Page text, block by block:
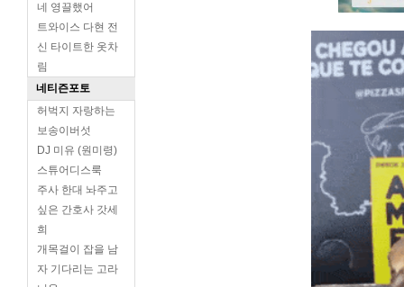
네 영끌했어
트와이스 다현 전
신 타이트한 옷차
림
네티즌포토
허벅지 자랑하는
보송이버섯
DJ 미유 (원미령)
스튜어디스룩
주사 한대 놔주고
싶은 간호사 갓세
희
개목걸이 잡을 남
자 기다리는 고라